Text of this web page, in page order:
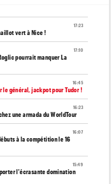
17:23
vert à Nice !
17:10
pourrait manquer La
16:45
le général, jackpot pour Tudor !
16:23
une armada du WorldTour
16:07
à la compétition le 16
15:49
l'écrasante domination